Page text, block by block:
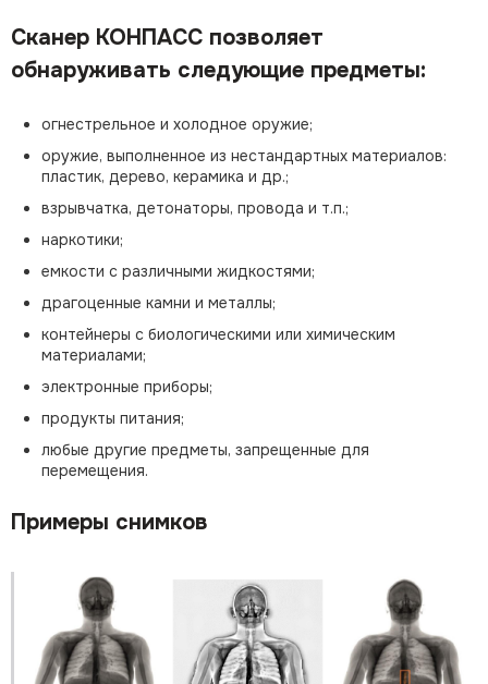
Сканер КОНПАСС позволяет
обнаруживать следующие предметы:
огнестрельное и холодное оружие;
оружие, выполненное из нестандартных материалов:
пластик, дерево, керамика и др.;
взрывчатка, детонаторы, провода и т.п.;
наркотики;
емкости с различными жидкостями;
драгоценные камни и металлы;
контейнеры с биологическими или химическим
материалами;
электронные приборы;
продукты питания;
любые другие предметы, запрещенные для
перемещения.
Примеры снимков